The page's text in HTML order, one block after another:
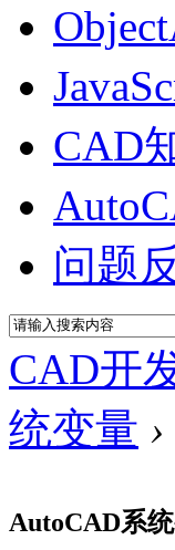
CAD
问题
CAD开
统变量 ›
AutoCAD系